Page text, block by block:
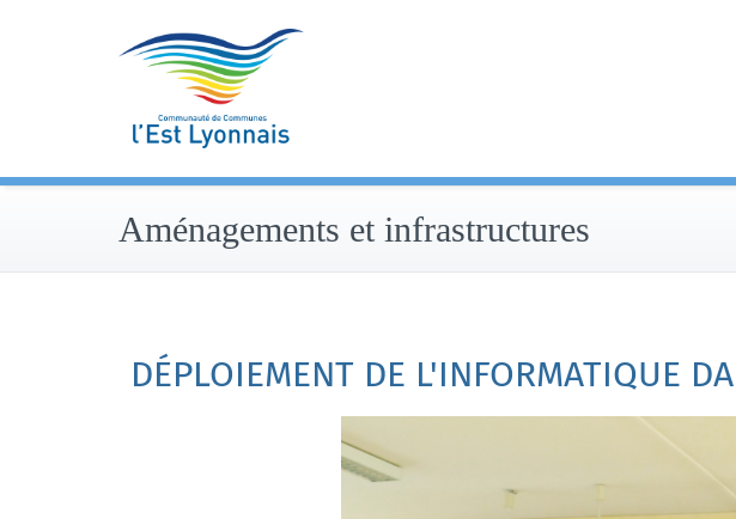
Aménagements et infrastructures
DÉPLOIEMENT DE L'INFORMATIQUE